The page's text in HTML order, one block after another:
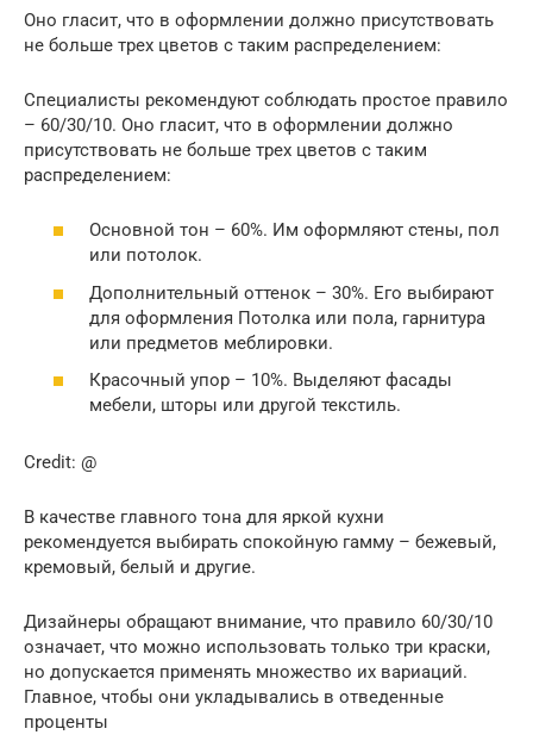
Оно гласит, что в оформлении должно присутствовать
не больше трех цветов с таким распределением:
Специалисты рекомендуют соблюдать простое правило
– 60/30/10. Оно гласит, что в оформлении должно
присутствовать не больше трех цветов с таким
распределением:
Основной тон – 60%. Им оформляют стены, пол
или потолок.
Дополнительный оттенок – 30%. Его выбирают
для оформления Потолка или пола, гарнитура
или предметов меблировки.
Красочный упор – 10%. Выделяют фасады
мебели, шторы или другой текстиль.
Credit: @
В качестве главного тона для яркой кухни
рекомендуется выбирать спокойную гамму – бежевый,
кремовый, белый и другие.
Дизайнеры обращают внимание, что правило 60/30/10
означает, что можно использовать только три краски,
но допускается применять множество их вариаций.
Главное, чтобы они укладывались в отведенные
проценты